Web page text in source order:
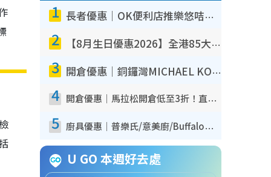
1 長者優惠｜OK便利店推樂悠咭優惠！買麵包/牛奶/保健品拍卡即減
2 【8月生日優惠2026】全港85大食買玩著數攻略 自助餐/火鍋放題同行免費＋誠品/DONKI送現金券
3 開倉優惠｜銅鑼灣MICHAEL KORS開倉低至17折！直擊$500起買手袋/銀包/鞋款 必買經典Jet Set系列
4 開倉優惠｜馬拉松開倉低至3折！直擊$99起買adidas／New Balance／Puma鞋款 STANLEY保溫杯劈價至$119起
5 廚具優惠｜普樂氏/意美廚/Buffalo廚具低至3折！$89起買煎鍋／炒鑊／個人鍋 同場小家電激減至$99起
U GO 本週好去處